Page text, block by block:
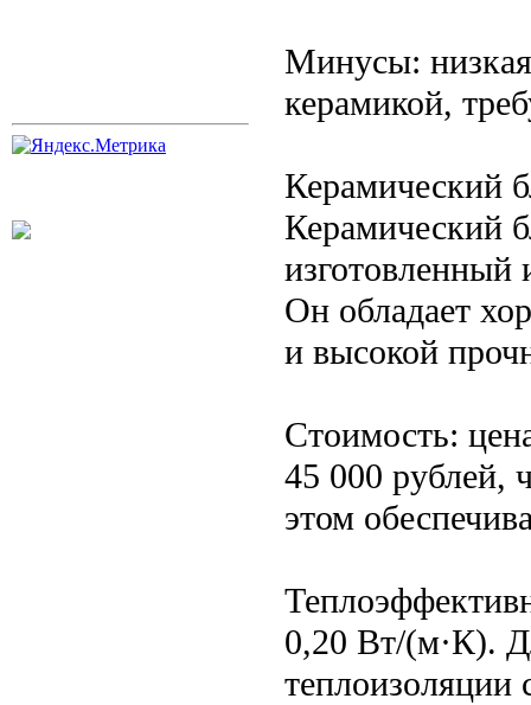
Минусы:
керамикой,
Керамический
Керамический
Он обладает
и высокой
Стоимость:
45 000 рублей,
этом
0,20 Вт/(м·К).